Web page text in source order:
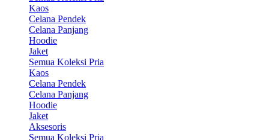
Kaos
Celana Pendek
Celana Panjang
Hoodie
Jaket
Semua Koleksi Pria
Kaos
Celana Pendek
Celana Panjang
Hoodie
Jaket
Aksesoris
Semua Koleksi Pria